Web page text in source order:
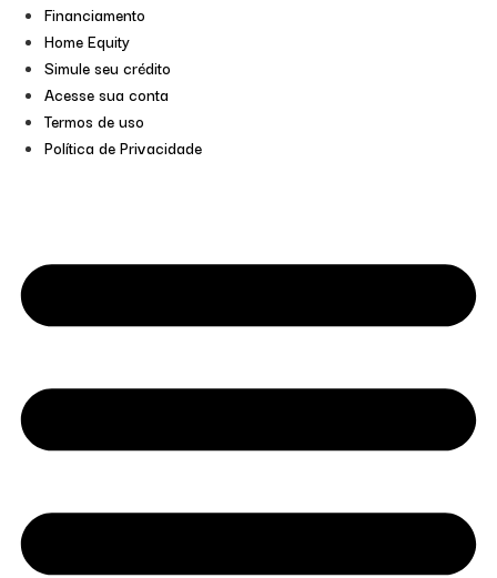
Financiamento
Home Equity
Simule seu crédito
Acesse sua conta
Termos de uso
Política de Privacidade